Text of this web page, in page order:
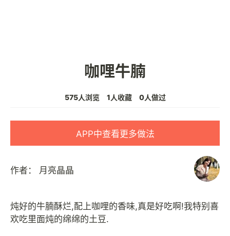
咖哩牛腩
575人浏览 1人收藏 0人做过
APP中查看更多做法
作者： 月亮晶晶
炖好的牛腩酥烂,配上咖哩的香味,真是好吃啊!我特别喜